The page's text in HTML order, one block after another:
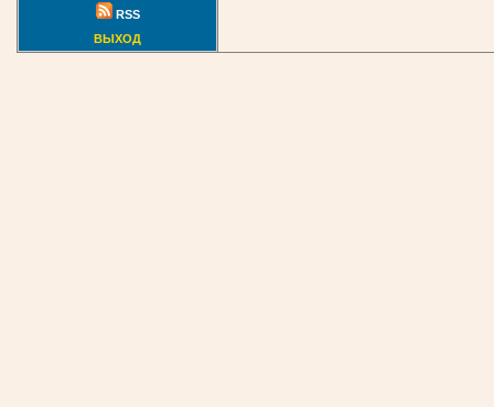
RSS
ВЫХОД